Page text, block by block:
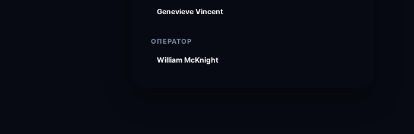
Genevieve Vincent
ОПЕРАТОР
William McKnight